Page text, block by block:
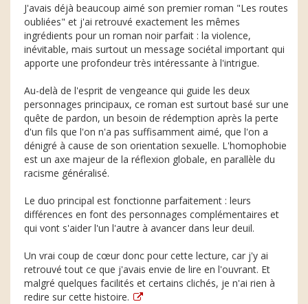
J'avais déjà beaucoup aimé son premier roman "Les routes
oubliées" et j'ai retrouvé exactement les mêmes
ingrédients pour un roman noir parfait : la violence,
inévitable, mais surtout un message sociétal important qui
apporte une profondeur très intéressante à l'intrigue.
Au-delà de l'esprit de vengeance qui guide les deux
personnages principaux, ce roman est surtout basé sur une
quête de pardon, un besoin de rédemption après la perte
d'un fils que l'on n'a pas suffisamment aimé, que l'on a
dénigré à cause de son orientation sexuelle. L'homophobie
est un axe majeur de la réflexion globale, en parallèle du
racisme généralisé.
Le duo principal est fonctionne parfaitement : leurs
différences en font des personnages complémentaires et
qui vont s'aider l'un l'autre à avancer dans leur deuil.
Un vrai coup de cœur donc pour cette lecture, car j'y ai
retrouvé tout ce que j'avais envie de lire en l'ouvrant. Et
malgré quelques facilités et certains clichés, je n'ai rien à
redire sur cette histoire.